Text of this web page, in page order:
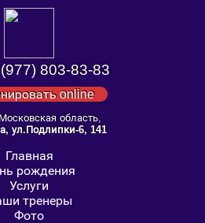
803-83-83
online
область,
ул.Подлипки-6, 141
Главная
рождения
Услуги
тренеры
Фото